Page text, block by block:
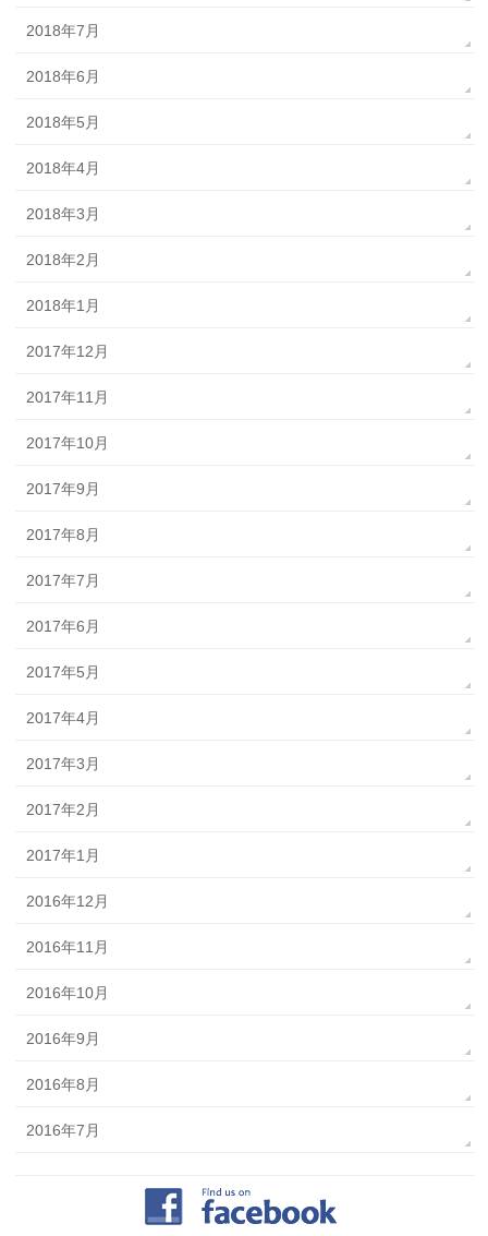
2018年7月
2018年6月
2018年5月
2018年4月
2018年3月
2018年2月
2018年1月
2017年12月
2017年11月
2017年10月
2017年9月
2017年8月
2017年7月
2017年6月
2017年5月
2017年4月
2017年3月
2017年2月
2017年1月
2016年12月
2016年11月
2016年10月
2016年9月
2016年8月
2016年7月